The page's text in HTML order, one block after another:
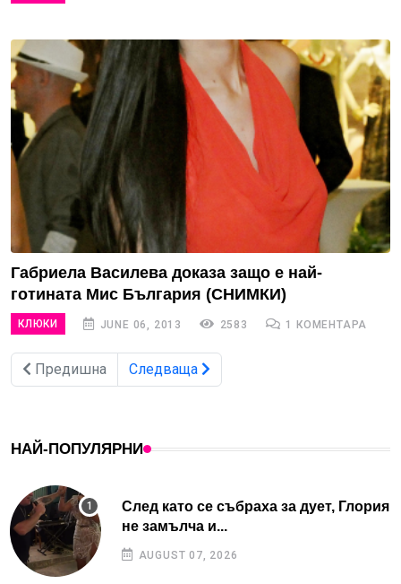
Габриела Василева доказа защо е най-
готината Мис България (СНИМКИ)
КЛЮКИ JUNE 06, 2013 2583 1 КОМЕНТАРА
Предишна Следваща
НАЙ-ПОПУЛЯРНИ
След като се събраха за дует, Глория
не замълча и...
AUGUST 07, 2026